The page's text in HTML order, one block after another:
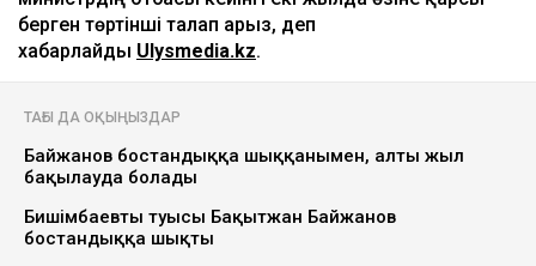
берген төртінші талап арыз, деп
хабарлайды Ulysmedia.kz.
ТАҒЫ ДА ОҚЫҢЫЗДАР
Байжанов бостандыққа шыққанымен, алты жыл
бақылауда болады
Бишімбаевтың туысы Бақытжан Байжанов
бостандыққа шықты